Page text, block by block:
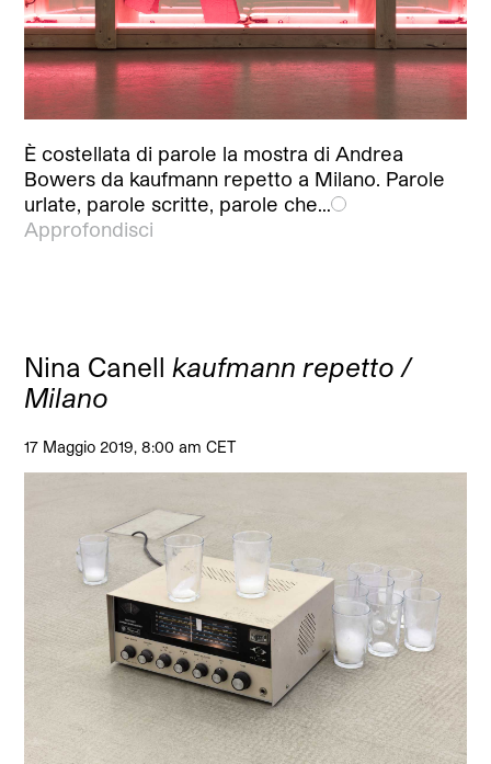
È costellata di parole la mostra di Andrea
Bowers da kaufmann repetto a Milano. Parole
urlate, parole scritte, parole che…
Approfondisci
Nina Canell kaufmann repetto /
Milano
17 Maggio 2019, 8:00 am CET